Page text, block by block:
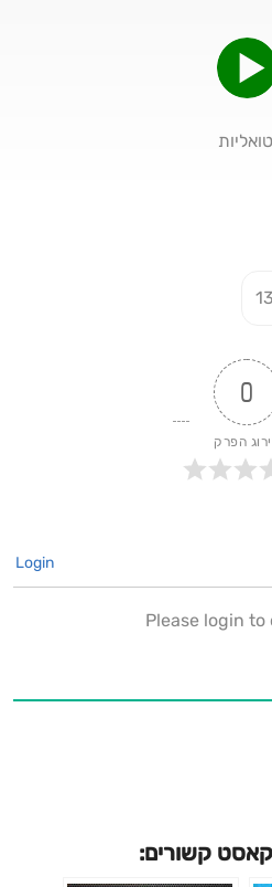
0
הפרק
Please login
קשורים: